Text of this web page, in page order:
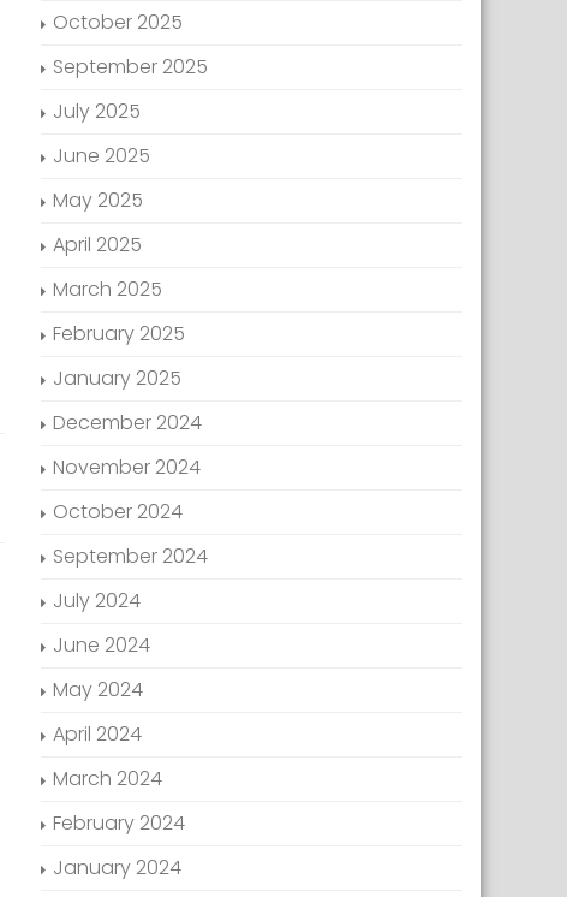
October 2025
September 2025
July 2025
June 2025
May 2025
April 2025
March 2025
February 2025
January 2025
December 2024
November 2024
October 2024
September 2024
July 2024
June 2024
May 2024
April 2024
March 2024
February 2024
January 2024